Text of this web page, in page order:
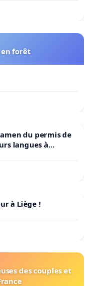
forêt
du permis de
langues à
à Liège !
des couples et